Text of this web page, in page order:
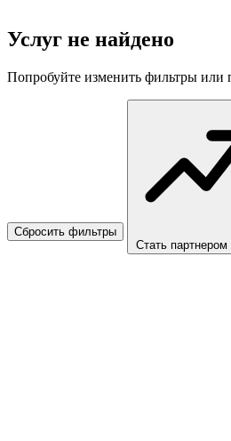
Услуг не найдено
Попробуйте изменить фильтры или
Сбросить фильтры
Стать партнером